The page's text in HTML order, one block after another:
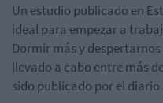
Un estudio publicado en
ideal para empezar a
Dormir más y
llevado a cabo entre más
sido publicado por el diario